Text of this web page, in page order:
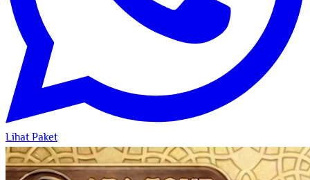
Lihat Paket